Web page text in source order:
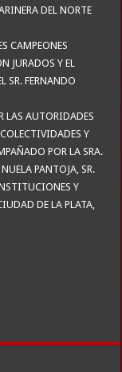
DEL NORTE
CAMPEONES
JURADOS Y EL
SR. FERNANDO
LAS AUTORIDADES
Y
POR LA SRA.
PANTOJA, SR.
Y
DE LA PLATA,